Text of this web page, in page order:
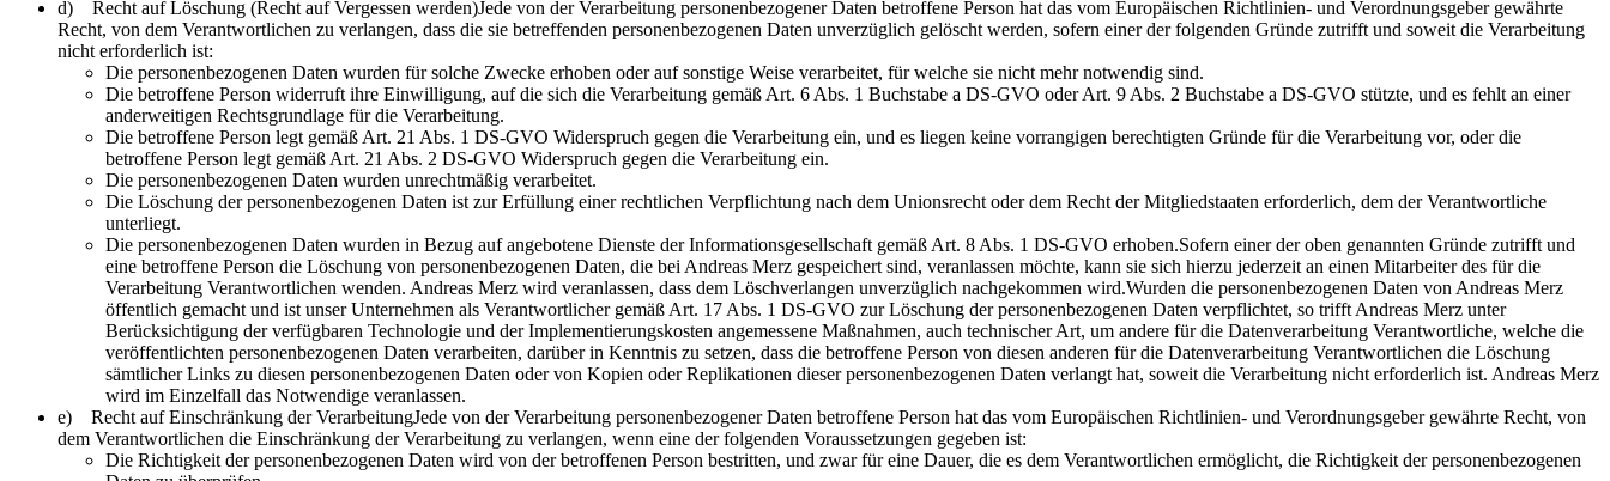
d) Recht auf Löschung (Recht auf Vergessen werden)Jede von der Verarbeitung personenbezogener Daten betroffene Person hat das vom Europäischen Richtlinien- und Verordnungsgeber gewährte
Recht, von dem Verantwortlichen zu verlangen, dass die sie betreffenden personenbezogenen Daten unverzüglich gelöscht werden, sofern einer der folgenden Gründe zutrifft und soweit die Verarbeitung
nicht erforderlich ist:
Die personenbezogenen Daten wurden für solche Zwecke erhoben oder auf sonstige Weise verarbeitet, für welche sie nicht mehr notwendig sind.
Die betroffene Person widerruft ihre Einwilligung, auf die sich die Verarbeitung gemäß Art. 6 Abs. 1 Buchstabe a DS-GVO oder Art. 9 Abs. 2 Buchstabe a DS-GVO stützte, und es fehlt an einer
anderweitigen Rechtsgrundlage für die Verarbeitung.
Die betroffene Person legt gemäß Art. 21 Abs. 1 DS-GVO Widerspruch gegen die Verarbeitung ein, und es liegen keine vorrangigen berechtigten Gründe für die Verarbeitung vor, oder die
betroffene Person legt gemäß Art. 21 Abs. 2 DS-GVO Widerspruch gegen die Verarbeitung ein.
Die personenbezogenen Daten wurden unrechtmäßig verarbeitet.
Die Löschung der personenbezogenen Daten ist zur Erfüllung einer rechtlichen Verpflichtung nach dem Unionsrecht oder dem Recht der Mitgliedstaaten erforderlich, dem der Verantwortliche
unterliegt.
Die personenbezogenen Daten wurden in Bezug auf angebotene Dienste der Informationsgesellschaft gemäß Art. 8 Abs. 1 DS-GVO erhoben.Sofern einer der oben genannten Gründe zutrifft und
eine betroffene Person die Löschung von personenbezogenen Daten, die bei Andreas Merz gespeichert sind, veranlassen möchte, kann sie sich hierzu jederzeit an einen Mitarbeiter des für die
Verarbeitung Verantwortlichen wenden. Andreas Merz wird veranlassen, dass dem Löschverlangen unverzüglich nachgekommen wird.Wurden die personenbezogenen Daten von Andreas Merz
öffentlich gemacht und ist unser Unternehmen als Verantwortlicher gemäß Art. 17 Abs. 1 DS-GVO zur Löschung der personenbezogenen Daten verpflichtet, so trifft Andreas Merz unter
Berücksichtigung der verfügbaren Technologie und der Implementierungskosten angemessene Maßnahmen, auch technischer Art, um andere für die Datenverarbeitung Verantwortliche, welche die
veröffentlichten personenbezogenen Daten verarbeiten, darüber in Kenntnis zu setzen, dass die betroffene Person von diesen anderen für die Datenverarbeitung Verantwortlichen die Löschung
sämtlicher Links zu diesen personenbezogenen Daten oder von Kopien oder Replikationen dieser personenbezogenen Daten verlangt hat, soweit die Verarbeitung nicht erforderlich ist. Andreas Merz
wird im Einzelfall das Notwendige veranlassen.
e) Recht auf Einschränkung der VerarbeitungJede von der Verarbeitung personenbezogener Daten betroffene Person hat das vom Europäischen Richtlinien- und Verordnungsgeber gewährte Recht, von
dem Verantwortlichen die Einschränkung der Verarbeitung zu verlangen, wenn eine der folgenden Voraussetzungen gegeben ist:
Die Richtigkeit der personenbezogenen Daten wird von der betroffenen Person bestritten, und zwar für eine Dauer, die es dem Verantwortlichen ermöglicht, die Richtigkeit der personenbezogenen